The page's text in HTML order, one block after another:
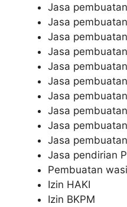
Jasa
Jasa
Jasa
Jasa
Jasa
Jasa
Jasa
Jasa
Jasa
Jasa
Jasa pendirian
Pembuatan
Izin HAKI
Izin BKPM